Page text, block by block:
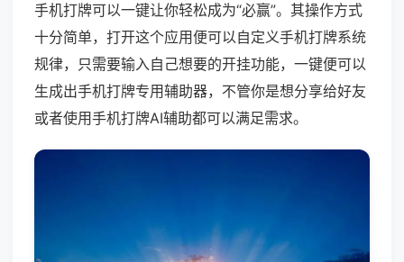
手机打牌可以一键让你轻松成为“必赢”。其操作方式
十分简单，打开这个应用便可以自定义手机打牌系统
规律，只需要输入自己想要的开挂功能，一键便可以
生成出手机打牌专用辅助器，不管你是想分享给好友
或者使用手机打牌AI辅助都可以满足需求。